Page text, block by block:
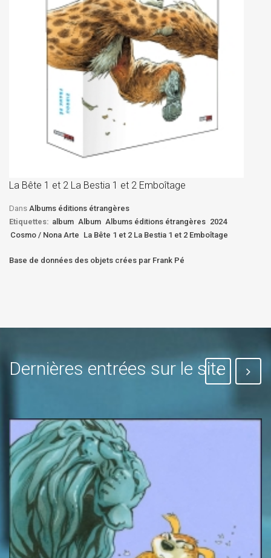
La Bête 1 et 2 La Bestia 1 et 2 Emboîtage
Dans Albums éditions étrangères
Etiquettes: album Album Albums éditions étrangères 2024
Cosmo / Nona Arte La Bête 1 et 2 La Bestia 1 et 2 Emboîtage
Base de données des objets crées par Frank Pé
Dernières entrées sur le site